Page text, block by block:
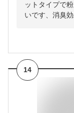
ットタイプで
いです、消臭
14